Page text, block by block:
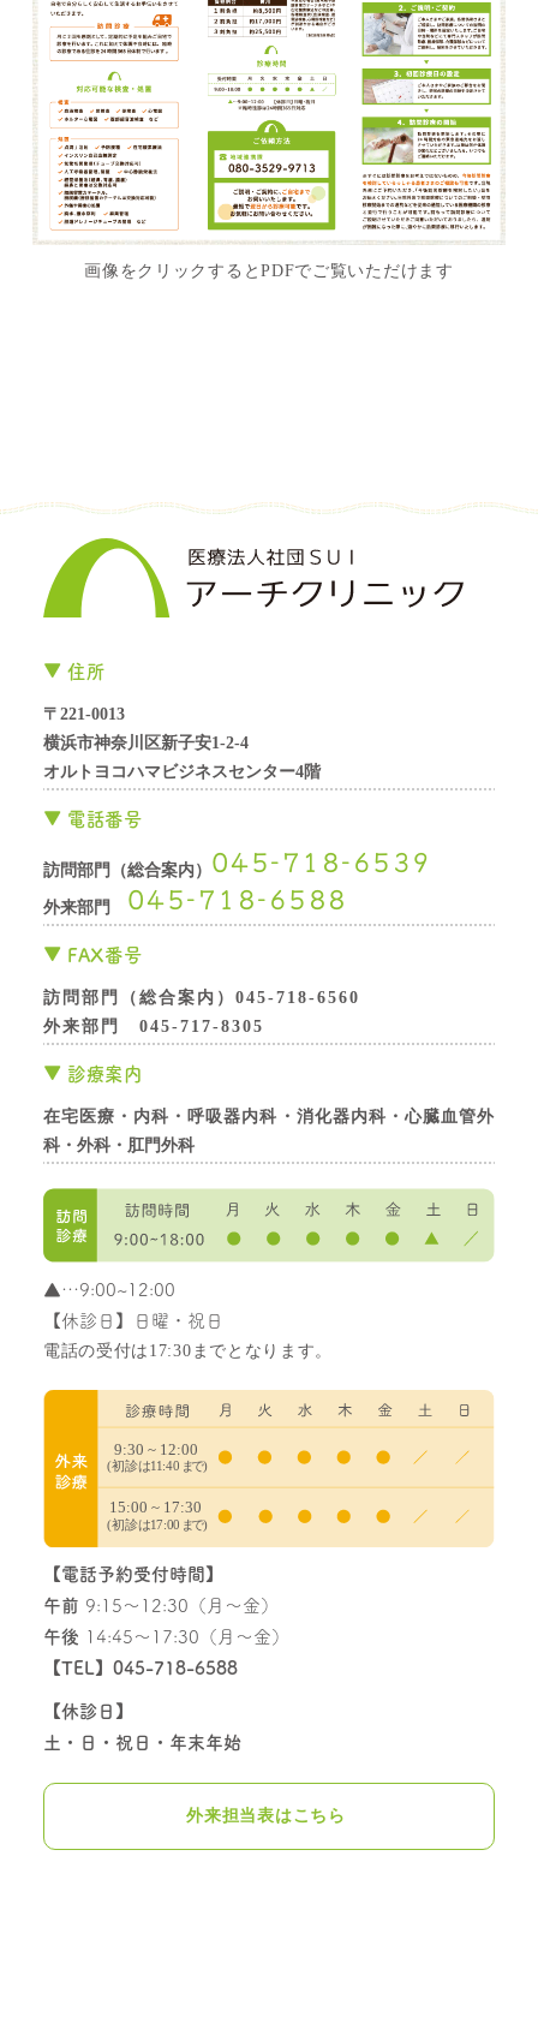
画像をクリックするとPDFでご覧いただけます
住所
〒221-0013
横浜市神奈川区新子安1-2-4
オルトヨコハマビジネスセンター4階
電話番号
訪問部門（総合案内） 045-718-6539
外来部門 045-718-6588
FAX番号
訪問部門（総合案内）045-718-6560
外来部門 045-717-8305
診療案内
在宅医療・内科・呼吸器内科・消化器内科・心臓血管外
科・外科・肛門外科
▲ …9:00~12:00
【休診日】日曜・祝日
電話の受付は17:30までとなります。
【電話予約受付時間】
午前 9:15～12:30（月～金）
午後 14:45～17:30（月～金）
【TEL】 045-718-6588
【休診日】
土・日・祝日・年末年始
外来担当表はこちら